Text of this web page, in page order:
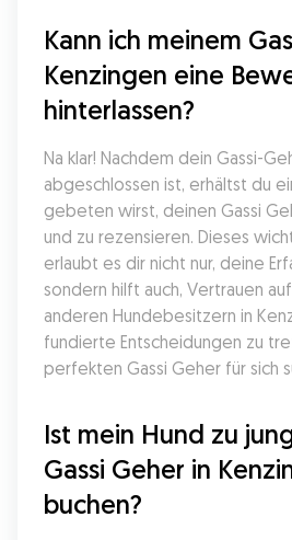
Kann ich meinem
Kenzingen eine
hinterlassen?
Na klar! Nachdem dein Gassi-
abgeschlossen ist, erhältst du
gebeten wirst, deinen Gassi
und zu rezensieren. Dieses
erlaubt es dir nicht nur, deine
sondern hilft auch, Vertrauen
anderen Hundebesitzern in
fundierte Entscheidungen zu
perfekten Gassi Geher für sich
Ist mein Hund zu
Gassi Geher in
buchen?